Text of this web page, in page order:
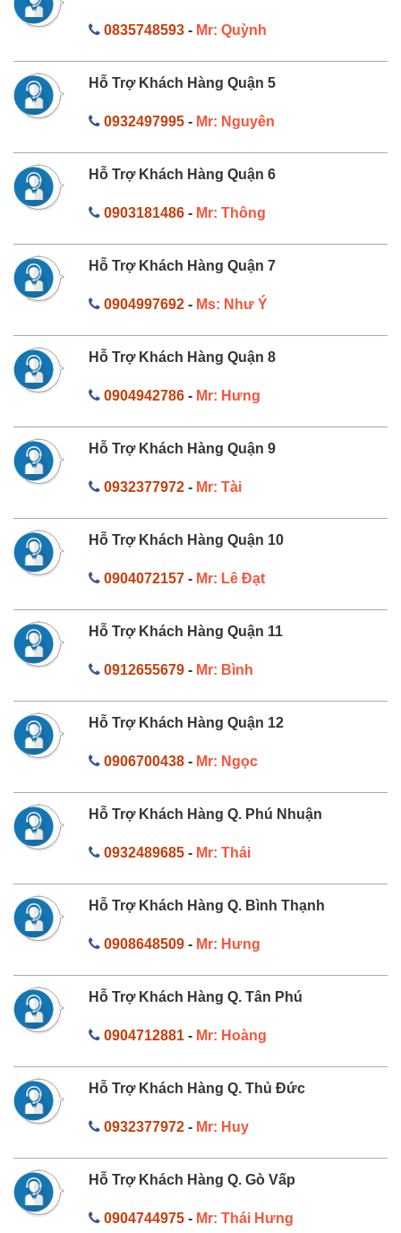
0835748593- Mr: Quỳnh
Hỗ Trợ Khách Hàng Quận 5
0932497995- Mr: Nguyên
Hỗ Trợ Khách Hàng Quận 6
0903181486- Mr: Thông
Hỗ Trợ Khách Hàng Quận 7
0904997692- Ms: Như Ý
Hỗ Trợ Khách Hàng Quận 8
0904942786- Mr: Hưng
Hỗ Trợ Khách Hàng Quận 9
0932377972- Mr: Tài
Hỗ Trợ Khách Hàng Quận 10
0904072157- Mr: Lê Đạt
Hỗ Trợ Khách Hàng Quận 11
0912655679- Mr: Bình
Hỗ Trợ Khách Hàng Quận 12
0906700438- Mr: Ngọc
Hỗ Trợ Khách Hàng Q. Phú Nhuận
0932489685- Mr: Thái
Hỗ Trợ Khách Hàng Q. Bình Thạnh
0908648509- Mr: Hưng
Hỗ Trợ Khách Hàng Q. Tân Phú
0904712881- Mr: Hoàng
Hỗ Trợ Khách Hàng Q. Thủ Đức
0932377972- Mr: Huy
Hỗ Trợ Khách Hàng Q. Gò Vấp
0904744975- Mr: Thái Hưng